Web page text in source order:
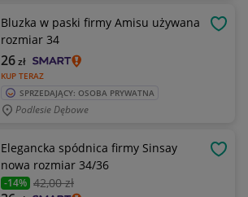
Bluzka w paski firmy Amisu używana
rozmiar 34
KUP TERAZ
26zł
SPRZEDAJĄCY: OSOBA PRYWATNA
Podlesie Dębowe
Elegancka spódnica firmy Sinsay
nowa rozmiar 34/36
-14% 42,00 zł